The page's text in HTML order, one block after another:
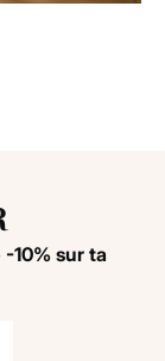
-10% sur ta